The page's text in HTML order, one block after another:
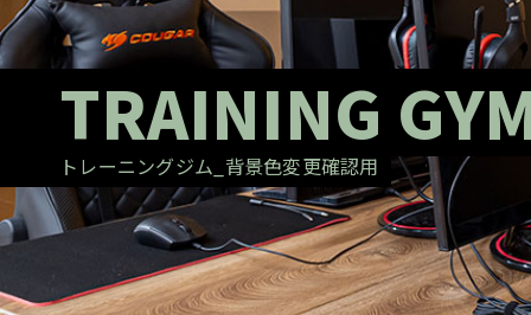
TRAINING
トレーニングジム_背景色変更確認用